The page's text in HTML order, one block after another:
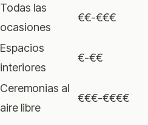
Todas las
ocasiones
€€-€€€
Espacios
interiores
€-€€
Ceremonias al
aire libre
€€€-€€€€